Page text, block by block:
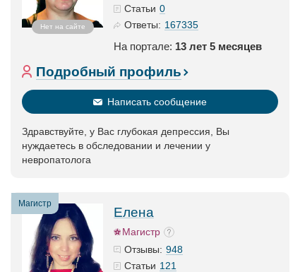
Нет на сайте
Статьи 0
Ответы: 167335
На портале: 13 лет 5 месяцев
Подробный профиль
Написать сообщение
Здравствуйте, у Вас глубокая депрессия, Вы
нуждаетесь в обследовании и лечении у
невропатолога
Магистр
Елена
Магистр
Отзывы: 948
Статьи 121